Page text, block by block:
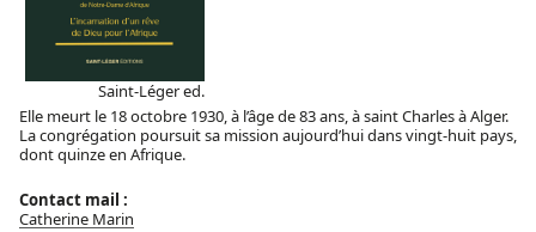
Saint-Léger ed.
Elle meurt le 18 octobre 1930, à l’âge de 83 ans, à saint Charles à Alger.
La congrégation poursuit sa mission aujourd’hui dans vingt-huit pays,
dont quinze en Afrique.
Contact mail :
Catherine Marin